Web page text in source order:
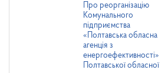
Про реорганізацію
Комунального
підприємства
«Полтавська обласна
агенція з
енергоефективності»
Полтавської обласної